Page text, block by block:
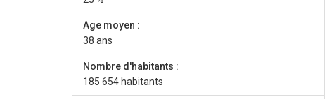
Age moyen :
38 ans
Nombre d'habitants :
185 654 habitants